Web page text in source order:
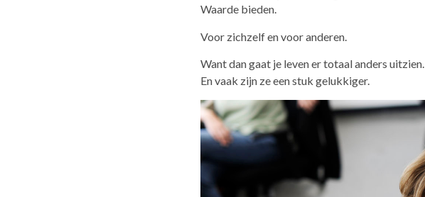
Waarde bieden.
Voor zichzelf en voor anderen.
Want dan gaat je leven er totaal anders uitzien.
En vaak zijn ze een stuk gelukkiger.